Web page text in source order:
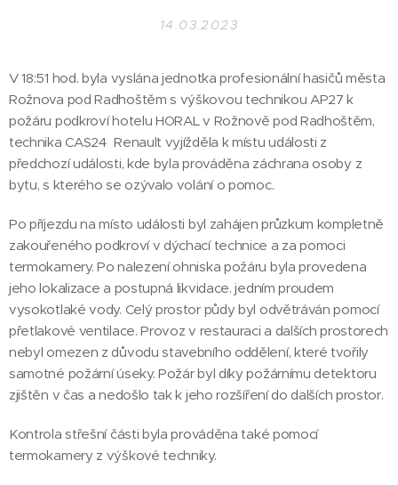
14.03.2023
V 18:51 hod. byla vyslána jednotka profesionální hasičů města
Rožnova pod Radhoštěm s výškovou technikou AP27 k
požáru podkroví hotelu HORAL v Rožnově pod Radhoštěm,
technika CAS24 Renault vyjížděla k místu události z
předchozí události, kde byla prováděna záchrana osoby z
bytu, s kterého se ozývalo volání o pomoc.
Po příjezdu na místo události byl zahájen průzkum kompletně
zakouřeného podkroví v dýchací technice a za pomoci
termokamery. Po nalezení ohniska požáru byla provedena
jeho lokalizace a postupná likvidace. jedním proudem
vysokotlaké vody. Celý prostor půdy byl odvětráván pomocí
přetlakové ventilace. Provoz v restauraci a dalších prostorech
nebyl omezen z důvodu stavebního oddělení, které tvořily
samotné požární úseky. Požár byl díky požárnímu detektoru
zjištěn v čas a nedošlo tak k jeho rozšíření do dalších prostor.
Kontrola střešní části byla prováděna také pomocí
termokamery z výškové techniky.